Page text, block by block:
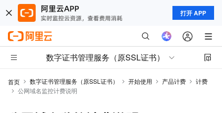
打开 APP
数字证书管理服务（原SSL证书）
首页 数字证书管理服务（原SSL证书） 开始使用 产品计费
计费
公网域名监控计费说明